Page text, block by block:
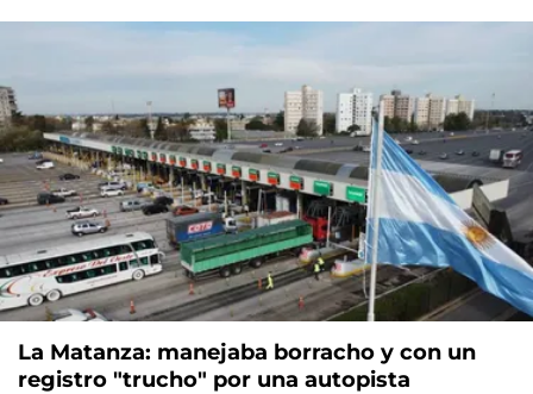
La Matanza: manejaba borracho y con un
registro "trucho" por una autopista